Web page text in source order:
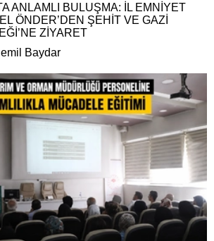
ANLAMLI BULUŞMA: İL EMNİYET
ÖNDER’DEN ŞEHİT VE GAZİ
ZİYARET
Baydar